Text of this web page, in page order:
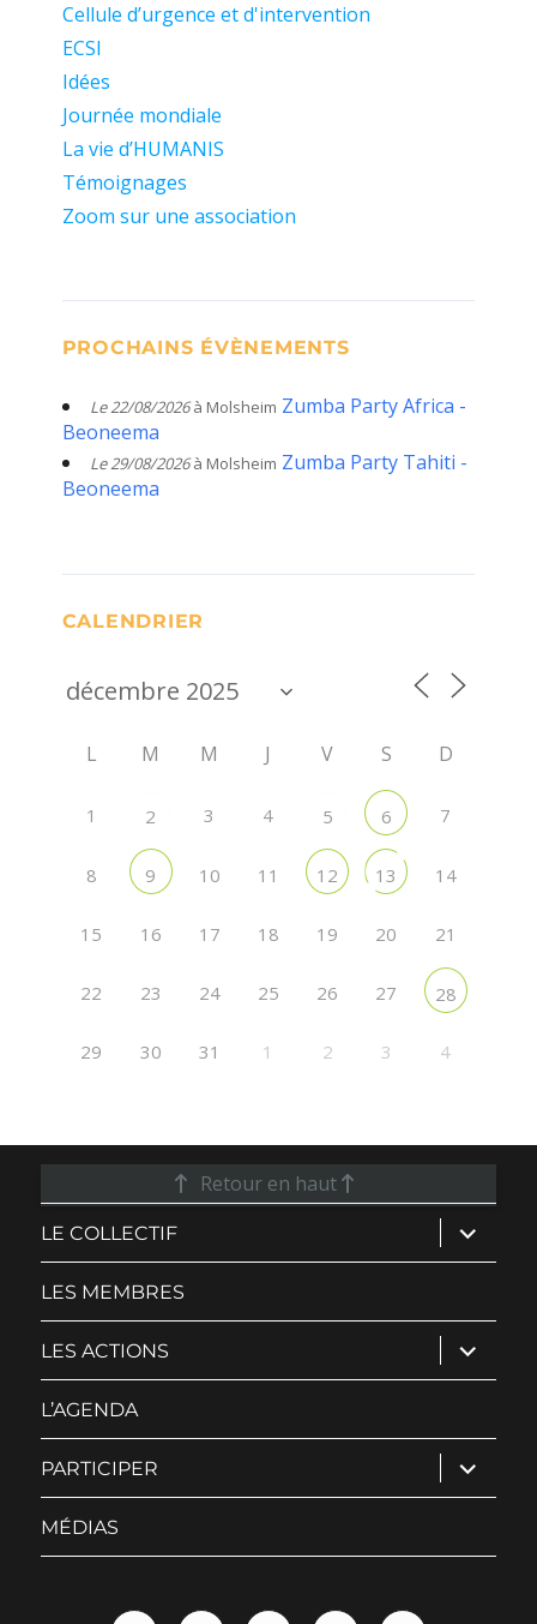
Cellule d’urgence et d'intervention
ECSI
Idées
Journée mondiale
La vie d’HUMANIS
Témoignages
Zoom sur une association
PROCHAINS ÉVÈNEMENTS
Le 22/08/2026à Molsheim Zumba Party Africa -
Beoneema
Le 29/08/2026à Molsheim Zumba Party Tahiti -
Beoneema
CALENDRIER
L M M J V S D
1 2 3 4 5 6 7
8 9 10 11 12 13 14
15 16 17 18 19 20 21
22 23 24 25 26 27 28
29 30 31 1 2 3 4
Retour en haut
LE COLLECTIF ouvrir
le
sous-
LES MEMBRES
LES ACTIONS ouvrir
le
sous-
L’AGENDA
PARTICIPER ouvrir
le
sous-
MÉDIAS